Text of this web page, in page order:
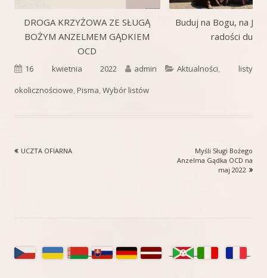
DROGA KRZYŻOWA ZE SŁUGĄ
BOŻYM ANZELMEM GĄDKIEM
OCD
Buduj na Bogu, na
radości
Opublikowano
16 kwietnia 2022 Autor
admin Kategorie
Aktualności, listy
okolicznościowe, Pisma,Wybór listów
Nawigacja
Poprzedni
UCZTA OFIARNA
Następny
artykół:
Myśli Sługi Bożego
Anzelma Gądka OCD na
maj 2022
Główny